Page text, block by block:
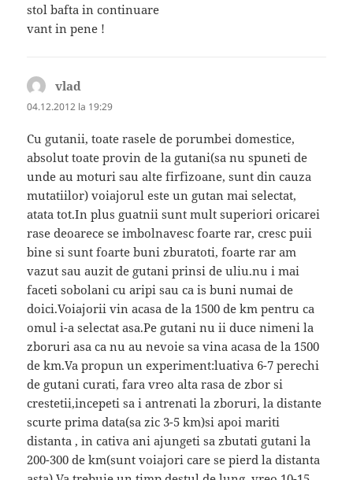
stol bafta in continuare
vant in pene !
vlad
04.12.2012 la 19:29
Cu gutanii, toate rasele de porumbei domestice,
absolut toate provin de la gutani(sa nu spuneti de
unde au moturi sau alte firfizoane, sunt din cauza
mutatiilor) voiajorul este un gutan mai selectat,
atata tot.In plus guatnii sunt mult superiori oricarei
rase deoarece se imbolnavesc foarte rar, cresc puii
bine si sunt foarte buni zburatoti, foarte rar am
vazut sau auzit de gutani prinsi de uliu.nu i mai
faceti sobolani cu aripi sau ca is buni numai de
doici.Voiajorii vin acasa de la 1500 de km pentru ca
omul i-a selectat asa.Pe gutani nu ii duce nimeni la
zboruri asa ca nu au nevoie sa vina acasa de la 1500
de km.Va propun un experiment:luativa 6-7 perechi
de gutani curati, fara vreo alta rasa de zbor si
crestetii,incepeti sa i antrenati la zboruri, la distante
scurte prima data(sa zic 3-5 km)si apoi mariti
distanta , in cativa ani ajungeti sa zbutati gutani la
200-300 de km(sunt voiajori care se pierd la distanta